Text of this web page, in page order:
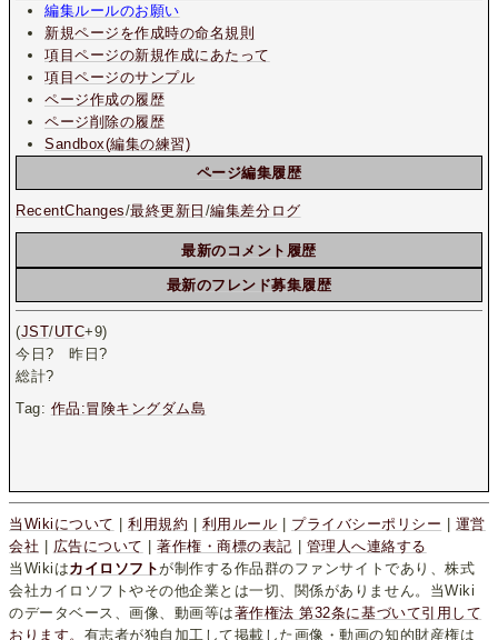
編集ルールのお願い
新規ページを作成時の命名規則
項目ページの新規作成にあたって
項目ページのサンプル
ページ作成の履歴
ページ削除の履歴
Sandbox(編集の練習)
ページ編集履歴
RecentChanges/最終更新日 /編集差分ログ
最新のコメント履歴
最新のフレンド募集履歴
(JST/UTC+9)
今日? 昨日?
総計?
Tag: 作品:冒険キングダム島
当Wikiについて |利用規約 利用ルール プライバシーポリシー
運営
会社
広告について |著作権・商標の表記
管理人へ連絡する
当Wikiはカイロソフトが制作する作品群のファンサイトであり、株式
会社カイロソフトやその他企業とは一切、関係がありません。当Wiki
のデータベース、画像、動画等は著作権法 第32条に基づいて引用して
おります。 有志者が独自加工して掲載した画像・動画の知的財産権は